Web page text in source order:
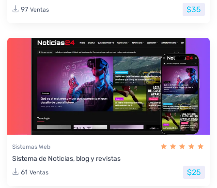
97 Ventas $35
Sistemas Web
Sistema de Noticias, blog y revistas
61 Ventas $25